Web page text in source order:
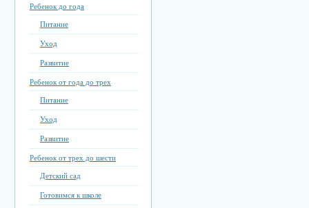
Ребенок до года
Питание
Уход
Развитие
Ребенок от года до трех
Питание
Уход
Развитие
Ребенок от трех до шести
Детский сад
Готовимся к школе